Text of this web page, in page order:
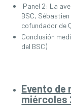
Panel 2: La
BSC,
cofundador de
Conclusión
del BSC)
Evento de
miércoles